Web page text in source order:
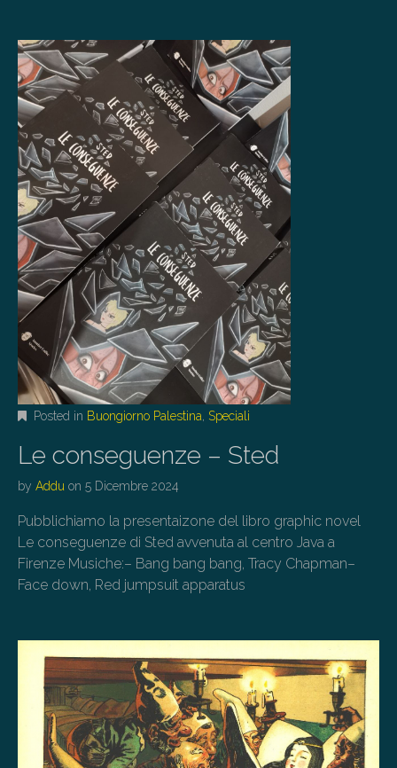
Posted in Buongiorno Palestina Speciali
Le conseguenze – Sted
by Addu on 5 Dicembre 2024
Pubblichiamo la presentaizone del libro graphic novel
Le conseguenze di Sted avvenuta al centro Java a
Firenze Musiche:– Bang bang bang, Tracy Chapman–
Face down, Red jumpsuit apparatus